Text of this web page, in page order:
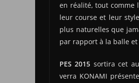
en réalité, tout comme
leur course et leur
plus naturelles que
par rapport à la balle et
PES 2015 sortira cet
verra KONAMI